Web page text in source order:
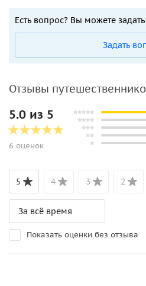
Есть вопрос? Вы можете
Задать
Отзывы
5.0 из 5
6 оценок
5 4 3 2
Показать оценки без отзыва